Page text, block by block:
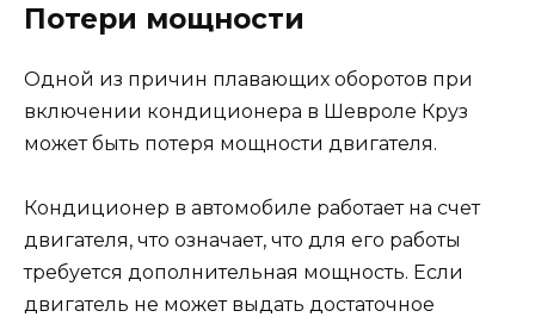
Потери мощности
Одной из причин плавающих оборотов при
включении кондиционера в Шевроле Круз
может быть потеря мощности двигателя.
Кондиционер в автомобиле работает на счет
двигателя, что означает, что для его работы
требуется дополнительная мощность. Если
двигатель не может выдать достаточное